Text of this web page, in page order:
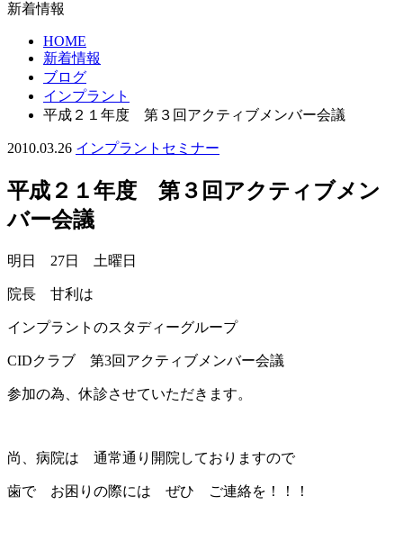
新着情報
HOME
新着情報
ブログ
インプラント
平成２１年度 第３回アクティブメンバー会議
2010.03.26 インプラント セミナー
平成２１年度 第３回アクティブメン
バー会議
明日 27日 土曜日
院長 甘利は
インプラントのスタディーグループ
CIDクラブ 第3回アクティブメンバー会議
参加の為、休診させていただきます。
尚、病院は 通常通り開院しておりますので
歯で お困りの際には ぜひ ご連絡を！！！